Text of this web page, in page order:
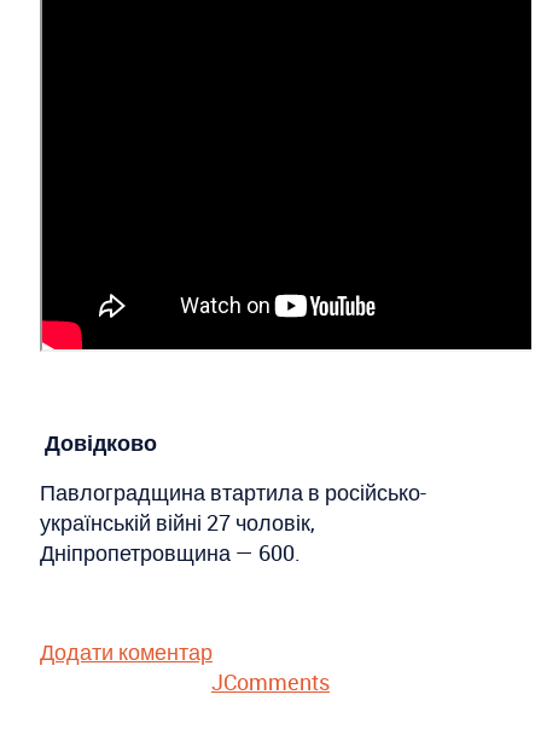
Довідково
Павлоградщина втартила в російсько-
українській війні 27 чоловік,
Дніпропетровщина — 600.
Додати коментар
JComments